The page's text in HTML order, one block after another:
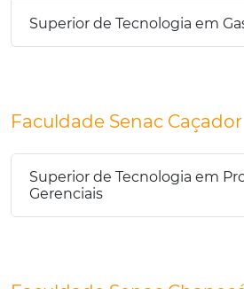
Superior de Tecnologia em
Faculdade Senac Caçador
Superior de Tecnologia em
Gerenciais